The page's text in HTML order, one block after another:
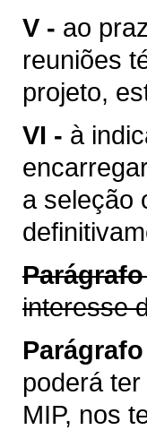
V - ao
reuniões
projeto,
VI - à
a seleção
interesse
poderá
MIP, nos